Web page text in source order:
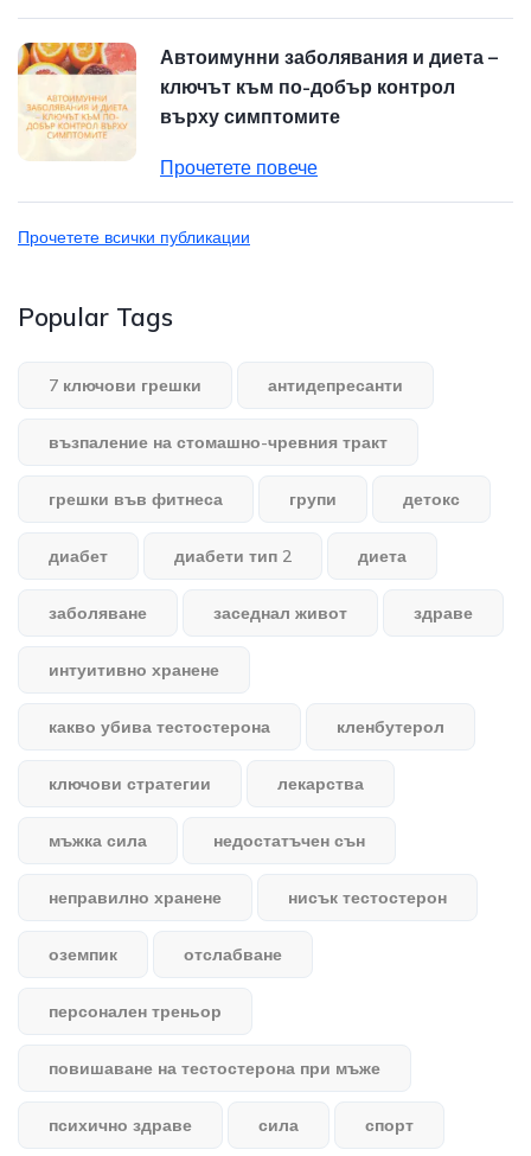
Автоимунни заболявания и диета –
ключът към по-добър контрол
върху симптомите
Прочетете повече
Прочетете всички публикации
Popular Tags
7 ключови грешки антидепресанти
възпаление на стомашно-чревния тракт
грешки във фитнеса групи детокс
диабет диабети тип 2 диета
заболяване заседнал живот здраве
интуитивно хранене
какво убива тестостерона кленбутерол
ключови стратегии лекарства
мъжка сила недостатъчен сън
неправилно хранене нисък тестостерон
оземпик отслабване
персонален треньор
повишаване на тестостерона при мъже
психично здраве сила спорт